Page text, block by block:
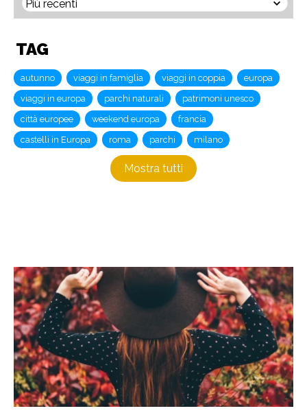
TAG
autunno viaggi in famiglia viaggi in coppia
europa
viaggi in europa
parchi naturali
patrimoni unesco
città europee
weekend europa
francia
castelli in Europa
roma parchi milano
Mostra tutti